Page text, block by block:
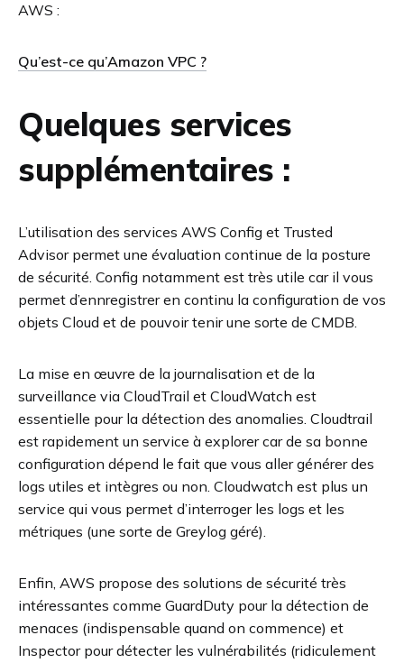
AWS :
Qu’est-ce qu’Amazon VPC ?
Quelques services
supplémentaires :
L’utilisation des services AWS Config et Trusted
Advisor permet une évaluation continue de la posture
de sécurité. Config notamment est très utile car il vous
permet d’ennregistrer en continu la configuration de vos
objets Cloud et de pouvoir tenir une sorte de CMDB.
La mise en œuvre de la journalisation et de la
surveillance via CloudTrail et CloudWatch est
essentielle pour la détection des anomalies. Cloudtrail
est rapidement un service à explorer car de sa bonne
configuration dépend le fait que vous aller générer des
logs utiles et intègres ou non. Cloudwatch est plus un
service qui vous permet d’interroger les logs et les
métriques (une sorte de Greylog géré).
Enfin, AWS propose des solutions de sécurité très
intéressantes comme GuardDuty pour la détection de
menaces (indispensable quand on commence) et
Inspector pour détecter les vulnérabilités (ridiculement